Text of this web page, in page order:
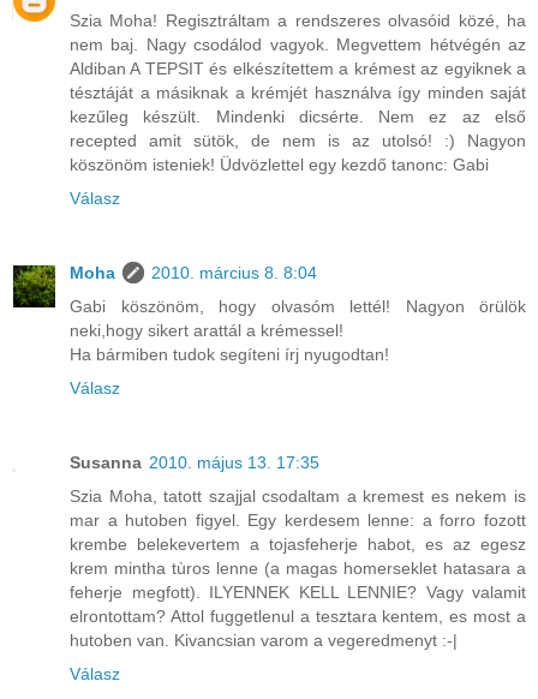
Szia Moha! Regisztráltam a rendszeres olvasóid közé, ha
nem baj. Nagy csodálod vagyok. Megvettem hétvégén az
Aldiban A TEPSIT és elkészítettem a krémest az egyiknek a
tésztáját a másiknak a krémjét használva így minden saját
kezűleg készült. Mindenki dicsérte. Nem ez az első
recepted amit sütök, de nem is az utolsó! :) Nagyon
köszönöm isteniek! Üdvözlettel egy kezdő tanonc: Gabi
Válasz
Moha
2010. március 8. 8:04
Gabi köszönöm, hogy olvasóm lettél! Nagyon örülök
neki,hogy sikert arattál a krémessel!
Ha bármiben tudok segíteni írj nyugodtan!
Válasz
Susanna 2010. május 13. 17:35
Szia Moha, tatott szajjal csodaltam a kremest es nekem is
mar a hutoben figyel. Egy kerdesem lenne: a forro fozott
krembe belekevertem a tojasfeherje habot, es az egesz
krem mintha tùros lenne (a magas homerseklet hatasara a
feherje megfott). ILYENNEK KELL LENNIE? Vagy valamit
elrontottam? Attol fuggetlenul a tesztara kentem, es most a
hutoben van. Kivancsian varom a vegeredmenyt :-|
Válasz